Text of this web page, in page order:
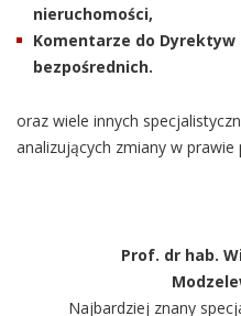
nieruchomości,
Komentarze do
bezpośrednich.
oraz wiele innych
analizujących zmiany w
Prof. dr hab.
Najbardziej znany